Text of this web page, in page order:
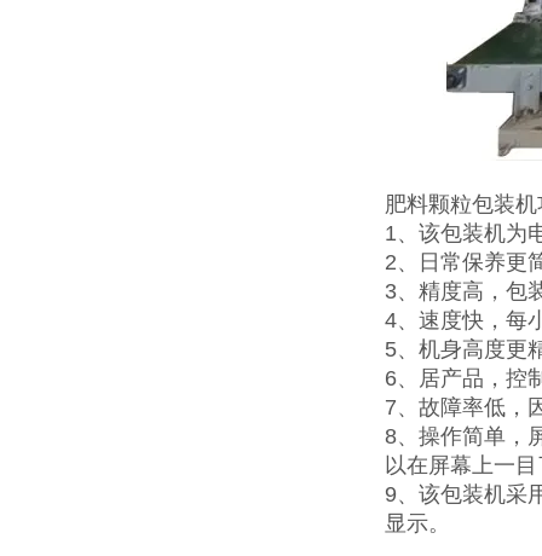
肥料颗粒包装
1、该包装机为
2、日常保养更
3、精度高，包
4、速度快，每
5、机身高度更
6、居产品，控
7、故障率低，
8、操作简单，
以在屏幕上一
9、该包装机采
显示。